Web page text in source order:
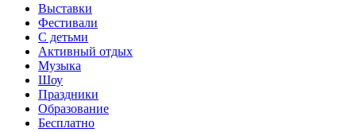
Выставки
Фестивали
С детьми
Активный отдых
Музыка
Шоу
Праздники
Образование
Бесплатно